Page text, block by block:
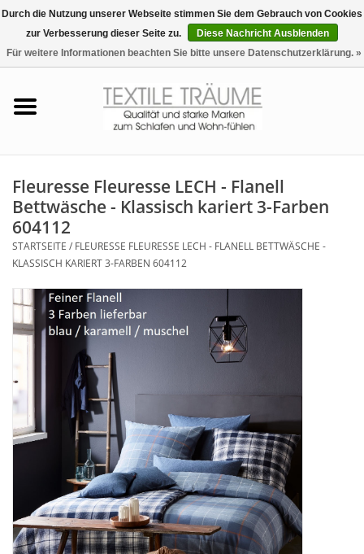
0 Artikel - €0,00
Tag & Nachtwäsche
Freizeit-Hausanzüge
Badezimmer & Sauna
Haus-Bademäntel
Plaids, Decken, Kissen
Mode & Accessoires
Edles aus Cashmere
Tisch & Küche
Fleuresse Fleuresse LECH - Flanell
Bettwäsche - Klassisch kariert 3-Farben
604112
STARTSEITE / FLEURESSE FLEURESSE LECH - FLANELL BETTWÄSCHE -
KLASSISCH KARIERT 3-FARBEN 604112
Durch die Nutzung unserer Webseite stimmen Sie dem Gebrauch von Cookies
zur Verbesserung dieser Seite zu.
Diese Nachricht Ausblenden
Für weitere Informationen beachten Sie bitte unsere Datenschutzerklärung. »